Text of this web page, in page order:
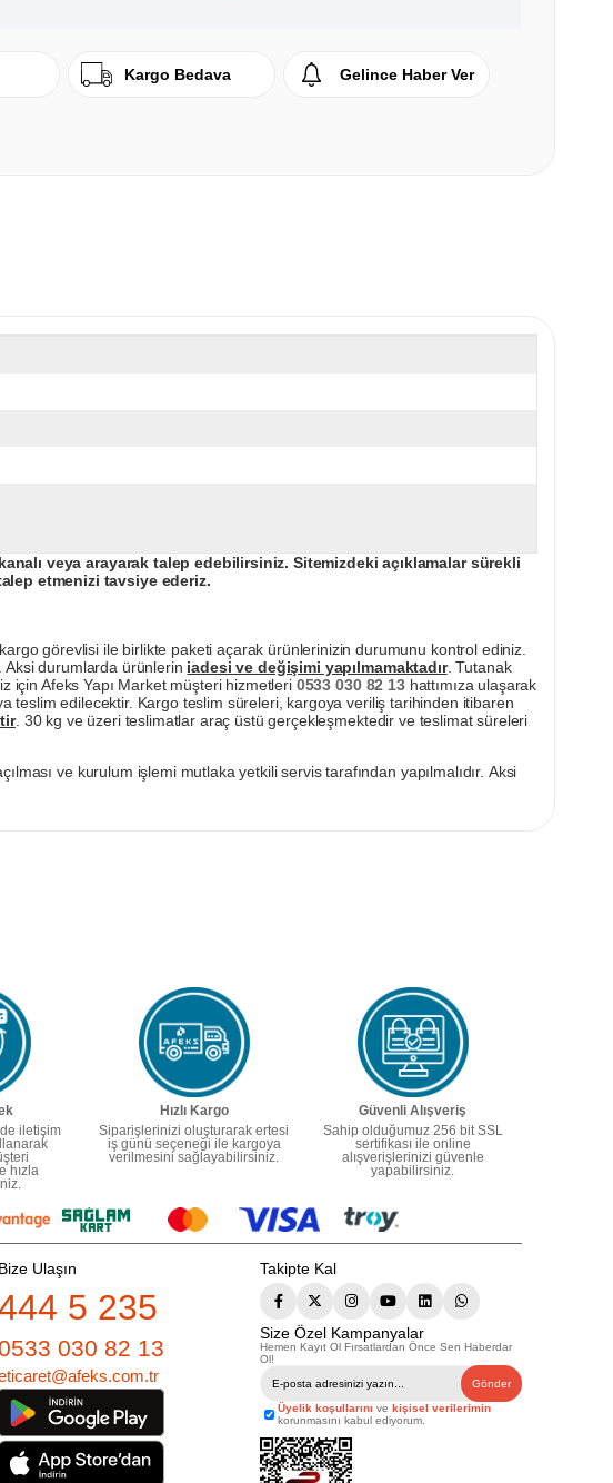
Kargo Bedava Gelince Haber Ver
veya arayarak talep edebilirsiniz. Sitemizdeki açıklamalar sürekli
etmenizi tavsiye ederiz.
görevlisi ile birlikte paketi açarak ürünlerinizin durumunu kontrol ediniz.
Aksi durumlarda ürünlerin iadesi ve değişimi yapılmamaktadır. Tutanak
için Afeks Yapı Market müşteri hizmetleri 0533 030 82 13hattımıza ulaşarak
teslim edilecektir. Kargo teslim süreleri, kargoya veriliş tarihinden itibaren
. 30 kg ve üzeri teslimatlar araç üstü gerçekleşmektedir ve teslimat süreleri
ve kurulum işlemi mutlaka yetkili servis tarafından yapılmalıdır. Aksi
iletişim
hızla
Hızlı Kargo
Siparişlerinizi oluşturarak ertesi
iş günü seçeneği ile kargoya
verilmesini sağlayabilirsiniz.
Güvenli Alışveriş
Sahip olduğumuz 256 bit SSL
sertifikası ile online
alışverişlerinizi güvenle
yapabilirsiniz.
Bize Ulaşın
5 235
030 82 13
Takipte Kal
Size Özel Kampanyalar
Hemen Kayıt Ol Fırsatlardan Önce Sen Haberdar
Ol!
Gönder
Üyelik koşullarını ve kişisel verilerimin
korunmasını kabul ediyorum.